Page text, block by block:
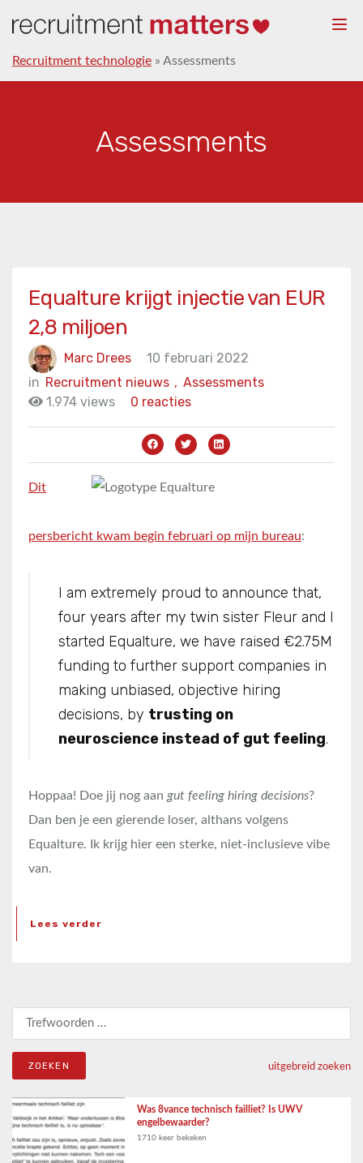
Recruitment technologie » Assessments
Assessments
Equalture krijgt injectie van EUR
2,8 miljoen
Marc Drees
10 februari 2022
in
Assessments
Recruitment nieuws ,
1.974 views
0 reacties
Dit
persbericht kwam begin februari op mijn bureau:
I am extremely proud to announce that,
four years after my twin sister Fleur and I
started Equalture, we have raised €2.75M
funding to further support companies in
making unbiased, objective hiring
decisions, by trusting on
neuroscience instead of gut feeling.
Hoppaa! Doe jij nog aan gut feeling hiring decisions?
Dan ben je een gierende loser, althans volgens
Equalture. Ik krijg hier een sterke, niet-inclusieve vibe
van.
Lees verder
Zoeken naar:
uitgebreid zoeken
Was 8vance technisch failliet? Is UWV
engelbewaarder?
1710 keer bekeken